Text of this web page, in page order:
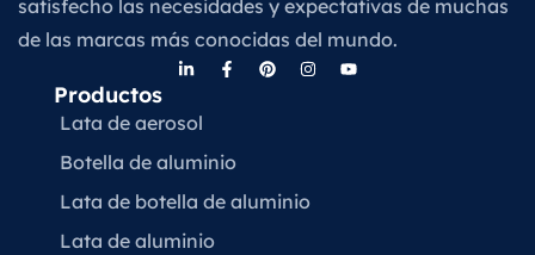
satisfecho las necesidades y expectativas de muchas
de las marcas más conocidas del mundo.
Productos
Lata de aerosol
Botella de aluminio
Lata de botella de aluminio
Lata de aluminio